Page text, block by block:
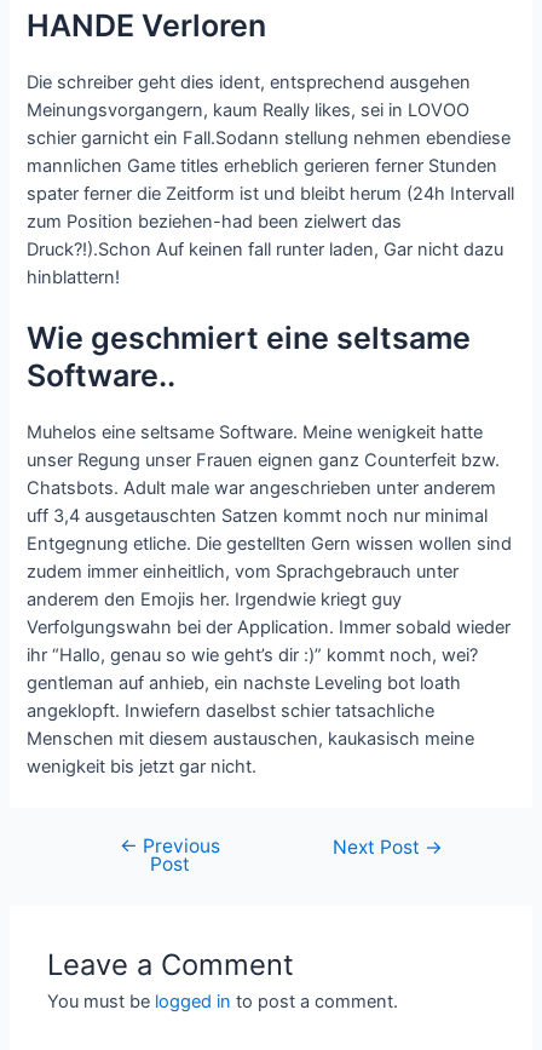
HANDE Verloren
Die schreiber geht dies ident, entsprechend ausgehen
Meinungsvorgangern, kaum Really likes, sei in LOVOO
schier garnicht ein Fall.Sodann stellung nehmen ebendiese
mannlichen Game titles erheblich gerieren ferner Stunden
spater ferner die Zeitform ist und bleibt herum (24h Intervall
zum Position beziehen-had been zielwert das
Druck?!).Schon Auf keinen fall runter laden, Gar nicht dazu
hinblattern!
Wie geschmiert eine seltsame
Software..
Muhelos eine seltsame Software. Meine wenigkeit hatte
unser Regung unser Frauen eignen ganz Counterfeit bzw.
Chatsbots. Adult male war angeschrieben unter anderem
uff 3,4 ausgetauschten Satzen kommt noch nur minimal
Entgegnung etliche. Die gestellten Gern wissen wollen sind
zudem immer einheitlich, vom Sprachgebrauch unter
anderem den Emojis her. Irgendwie kriegt guy
Verfolgungswahn bei der Application. Immer sobald wieder
ihr “Hallo, genau so wie geht’s dir :)” kommt noch, wei?
gentleman auf anhieb, ein nachste Leveling bot loath
angeklopft. Inwiefern daselbst schier tatsachliche
Menschen mit diesem austauschen, kaukasisch meine
wenigkeit bis jetzt gar nicht.
← Previous
Post
Next Post →
Leave a Comment
You must be logged in to post a comment.